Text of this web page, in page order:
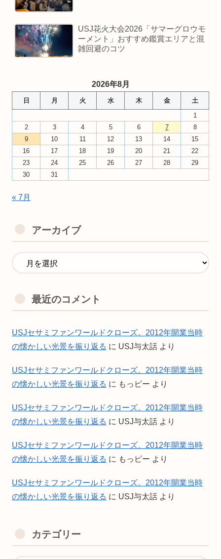
USJ花火大会2026「サマーグロウモ
ーメント」おすすめ鑑賞エリアと混
雑回避のコツ
2026年8月
日 月 火 水 木 金
土
1
2
3 4 5 6 7
8
9
10 11 12 13 14
15
16
17 18 19 20 21
22
23
24 25 26 27 28
29
30
31
« 7月
アーカイブ
最近のコメント
USJセサミファンワールドクローズ。2012年開業当時
の懐かしい光景を振り返る に USJ与太話 より
USJセサミファンワールドクローズ。2012年開業当時
の懐かしい光景を振り返る に もっピー より
USJセサミファンワールドクローズ。2012年開業当時
の懐かしい光景を振り返る に USJ与太話 より
USJセサミファンワールドクローズ。2012年開業当時
の懐かしい光景を振り返る に もっピー より
USJセサミファンワールドクローズ。2012年開業当時
の懐かしい光景を振り返る に USJ与太話 より
カテゴリー